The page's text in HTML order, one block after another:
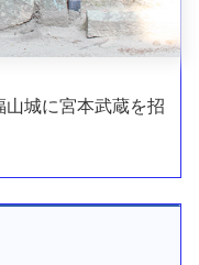
城に宮本武蔵を招